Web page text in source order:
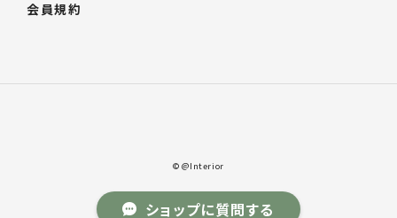
会員規約
© @Interior
ショップに質問する